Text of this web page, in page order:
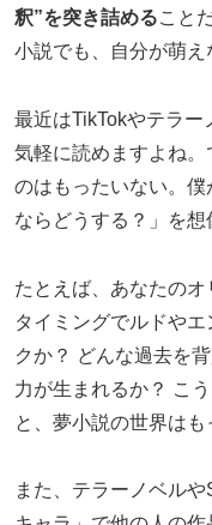
釈”を突き詰めること
小説でも、自分が萌え
最近はTikTokやテラ
気軽に読めますよね。
のはもったいない。
ならどうする？」を想
たとえば、あなたの
タイミングでルドや
クか？ どんな過去を
力が生まれるか？ こ
と、夢小説の世界はも
また、テラーノベル